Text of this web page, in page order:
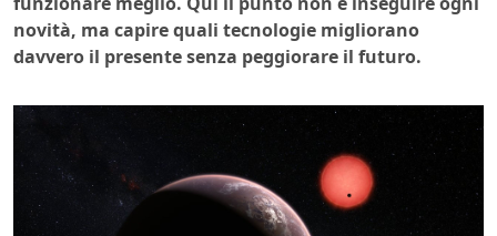
novità, ma capire quali tecnologie migliorano
davvero il presente senza peggiorare il futuro.